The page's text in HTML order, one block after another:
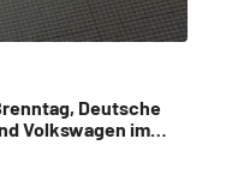
Deutsche
Volkswagen im